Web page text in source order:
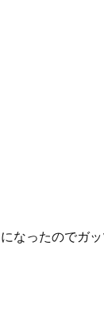
なったのでガ